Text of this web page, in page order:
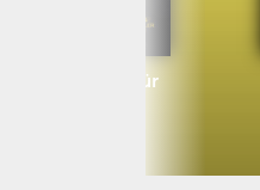
für